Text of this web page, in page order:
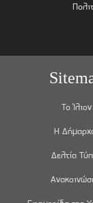
Το Ίλιον
Η
Δελτία